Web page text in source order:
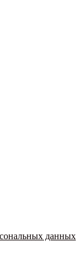
данных